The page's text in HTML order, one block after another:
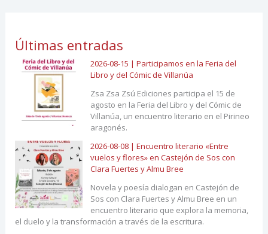
Últimas entradas
2026-08-15 | Participamos en la Feria del
Libro y del Cómic de Villanúa
Zsa Zsa Zsú Ediciones participa el 15 de
agosto en la Feria del Libro y del Cómic de
Villanúa, un encuentro literario en el Pirineo
aragonés.
2026-08-08 | Encuentro literario «Entre
vuelos y flores» en Castejón de Sos con
Clara Fuertes y Almu Bree
Novela y poesía dialogan en Castejón de
Sos con Clara Fuertes y Almu Bree en un
encuentro literario que explora la memoria,
el duelo y la transformación a través de la escritura.